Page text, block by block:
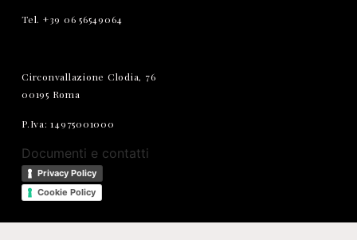
Tel. +39 06 56549064
Circonvallazione Clodia, 76
00195 Roma
P.Iva: 14975001000
Documenti e contatti
Privacy Policy
Cookie Policy